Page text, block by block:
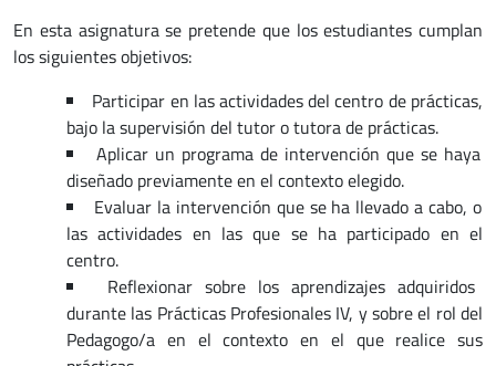
En esta asignatura se pretende que los estudiantes cumplan
los siguientes objetivos:
Participar en las actividades del centro de prácticas,
bajo la supervisión del tutor o tutora de prácticas.
Aplicar un programa de intervención que se haya
diseñado previamente en el contexto elegido.
Evaluar la intervención que se ha llevado a cabo, o
las actividades en las que se ha participado en el
centro.
Reflexionar sobre los aprendizajes adquiridos
durante las Prácticas Profesionales IV, y sobre el rol del
Pedagogo/a en el contexto en el que realice sus